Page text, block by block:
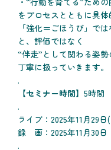
をプロセスとともに具体
「強化＝ごほうび」で
と、評価ではなく
“伴走”として関わる姿
丁寧に扱っていきます。
.
【セミナー時間】5時間
.
ライブ：2025年11月29日
録 画：2025年11月30日
.